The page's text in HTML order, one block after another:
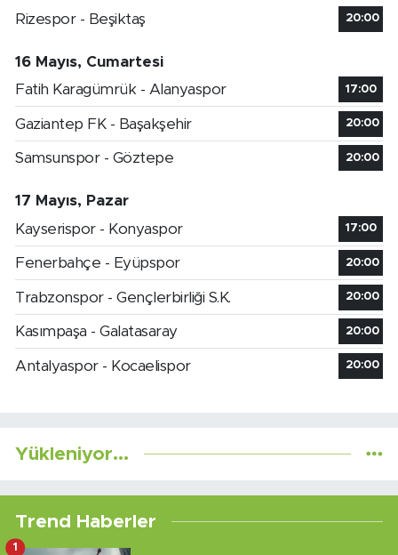
Rizespor - Beşiktaş
20:00
16 Mayıs, Cumartesi
Fatih Karagümrük - Alanyaspor
17:00
Gaziantep FK - Başakşehir 20:00
Samsunspor - Göztepe 20:00
17 Mayıs, Pazar
Kayserispor - Konyaspor
17:00
Fenerbahçe - Eyüpspor 20:00
Trabzonspor - Gençlerbirliği S.K. 20:00
Kasımpaşa - Galatasaray 20:00
Antalyaspor - Kocaelispor 20:00
Yükleniyor...
Trend Haberler
1